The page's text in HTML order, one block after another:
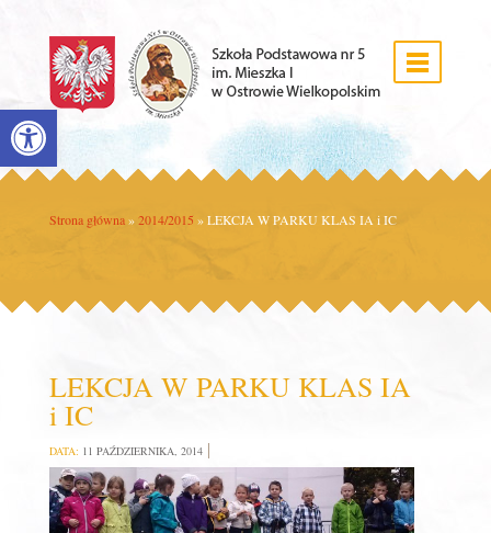
Open toolbar
Strona główna » 2014/2015 »LEKCJA W PARKU KLAS IA i IC
LEKCJA W PARKU KLAS IA
i IC
DATA: 11 PAŹDZIERNIKA, 2014